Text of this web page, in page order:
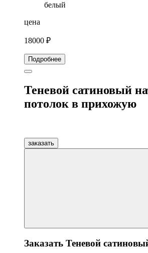
белый
цена
18000 ₽
Подробнее
Теневой сатиновый
потолок в прихожую
заказать
Заказать Теневой